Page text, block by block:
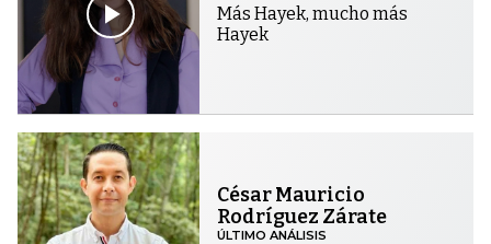
Más Hayek, mucho más
Hayek
César Mauricio
Rodríguez Zárate
ÚLTIMO ANÁLISIS